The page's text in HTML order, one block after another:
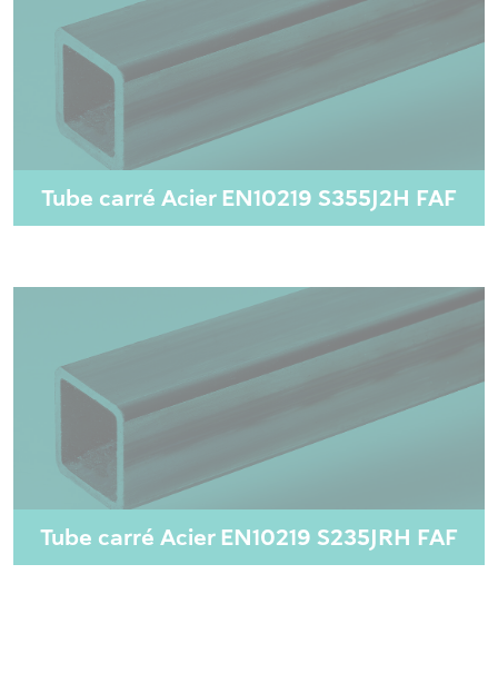
Tube carré Acier EN10219 S355J2H FAF
Tube carré Acier EN10219 S235JRH FAF